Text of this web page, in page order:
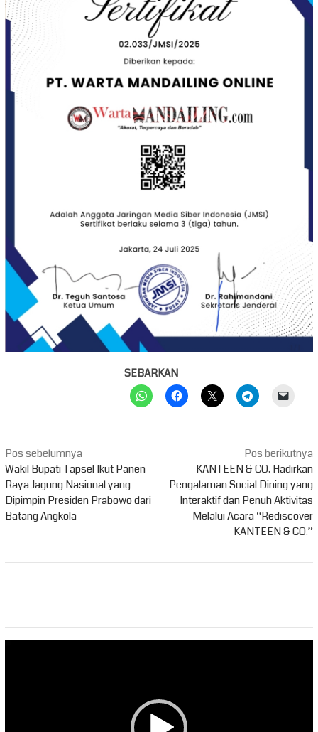
SEBARKAN
Navigasi
pos
Pos sebelumnya
Wakil Bupati Tapsel Ikut Panen
Raya Jagung Nasional yang
Dipimpin Presiden Prabowo dari
Batang Angkola
Pos berikutnya
KANTEEN & CO. Hadirkan
Pengalaman Social Dining yang
Interaktif dan Penuh Aktivitas
Melalui Acara “Rediscover
KANTEEN & CO.”